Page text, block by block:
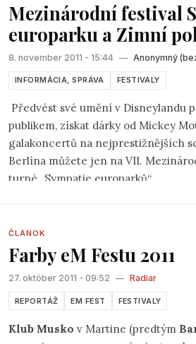
Mezinárodní festival
europarku a Zimní
8. november 2011 - 15:44 — Anonymný
INFORMÁCIA, SPRÁVA FESTIVALY
Předvést své umění v Disneylandu
publikem, získat dárky od Mickey
galakoncertů na nejprestižnějších
Berlína můžete jen na VII.
turné „Sympatie europarků“
ČLÁNOK
Farby eM Festu 2011
27. október 2011 - 09:52 — Radiar
REPORTÁŽ EM FEST FESTIVALY
Klub Musko v Martine (predtým